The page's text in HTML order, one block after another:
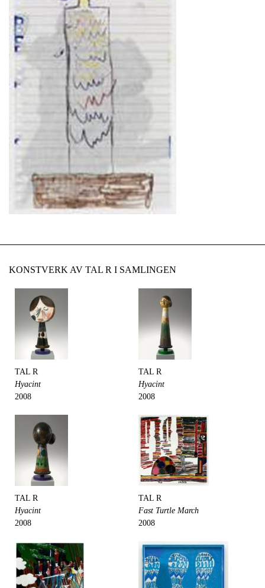
KONSTVERK AV TAL R I SAMLINGEN
TAL R
Hyacint
2008
TAL R
Hyacint
2008
TAL R
Hyacint
2008
TAL R
Fast Turtle March
2008